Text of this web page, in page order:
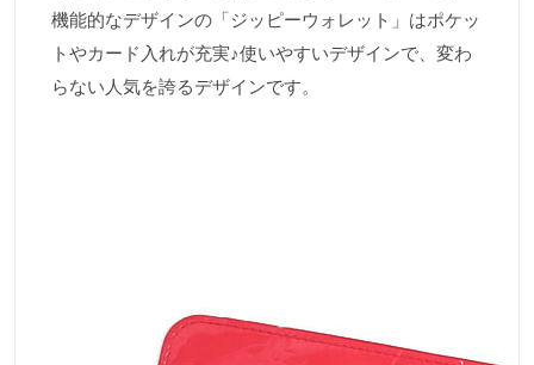
機能的なデザインの「ジッピーウォレット」はポケッ
トやカード入れが充実♪使いやすいデザインで、変わ
らない人気を誇るデザインです。